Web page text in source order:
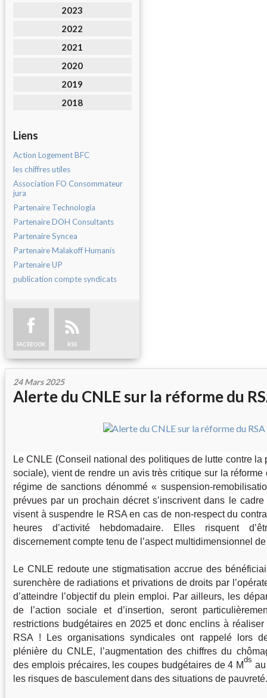
2023
2022
2021
2020
2019
2018
Liens
Action Logement BFC
les chiffres utiles
Association FO Consommateur
jura
Partenaire Technologia
Partenaire DOH Consultants
Partenaire Syncea
Partenaire Malakoff Humanis
Partenaire UP
publication compte syndicats
FACEBOOK RSS
24 Mars 2025
Alerte du CNLE sur la réforme du
Le CNLE (Conseil national des politiques de lutte contre la
sociale), vient de rendre un avis très critique sur la
régime de sanctions dénommé « suspension-
prévues par un prochain décret s’inscrivent dans le
visent à suspendre le RSA en cas de non-respect du
heures d’activité hebdomadaire. Elles risquent
discernement compte tenu de l’aspect multidimensionnel
Le CNLE redoute une stigmatisation accrue des
surenchère de radiations et privations de droits par
d’atteindre l’objectif du plein emploi. Par ailleurs, les
de l’action sociale et d’insertion, seront
restrictions budgétaires en 2025 et donc enclins à
RSA
! Les organisations syndicales ont rappelé lors
plénière du CNLE, l’augmentation des chiffres du
des emplois précaires, les coupes budgétaires de 4 M
ds
les risques de basculement dans des situations de pauvreté.